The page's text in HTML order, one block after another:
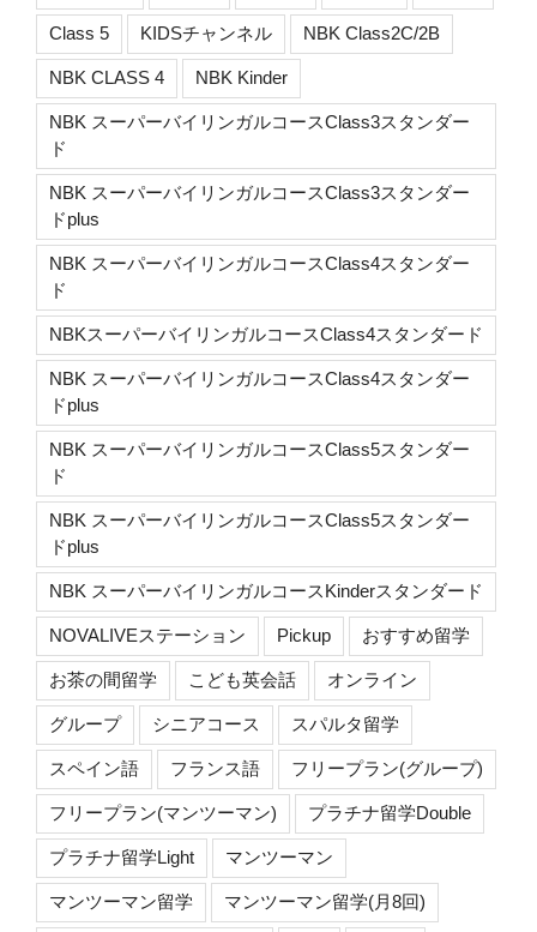
Class 5 KIDSチャンネル NBK Class2C/2B
NBK CLASS 4 NBK Kinder
NBK スーパーバイリンガルコースClass3スタンダー
ド
NBK スーパーバイリンガルコースClass3スタンダー
ドplus
NBK スーパーバイリンガルコースClass4スタンダー
ド
NBKスーパーバイリンガルコースClass4スタンダード
NBK スーパーバイリンガルコースClass4スタンダー
ドplus
NBK スーパーバイリンガルコースClass5スタンダー
ド
NBK スーパーバイリンガルコースClass5スタンダー
ドplus
NBK スーパーバイリンガルコースKinderスタンダード
NOVALIVEステーション Pickup おすすめ留学
お茶の間留学 こども英会話 オンライン
グループ シニアコース スパルタ留学
スペイン語 フランス語 フリープラン(グループ)
フリープラン(マンツーマン) プラチナ留学Double
プラチナ留学Light マンツーマン
マンツーマン留学 マンツーマン留学(月8回)